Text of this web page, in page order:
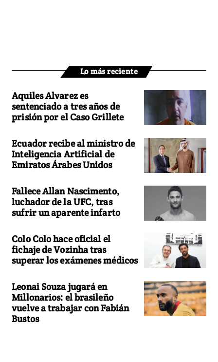
Lo más reciente
Aquiles Alvarez es
sentenciado a tres años de
prisión por el Caso Grillete
Ecuador recibe al ministro de
Inteligencia Artificial de
Emiratos Árabes Unidos
Fallece Allan Nascimento,
luchador de la UFC, tras
sufrir un aparente infarto
Colo Colo hace oficial el
fichaje de Vozinha tras
superar los exámenes médicos
Leonai Souza jugará en
Millonarios: el brasileño
vuelve a trabajar con Fabián
Bustos